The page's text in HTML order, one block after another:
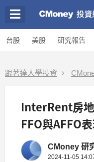
台股 美股 研究報告
跟著達人學投資
InterRent房
FFO與AFFO
烈！
CMoney 研
2024-11-05